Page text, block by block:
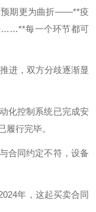
预期更为曲折——**疫
……**每一个环节都可
进，双方分歧逐渐显
化控制系统已完成安
履行完毕。
合同约定不符，设备
年，这起买卖合同